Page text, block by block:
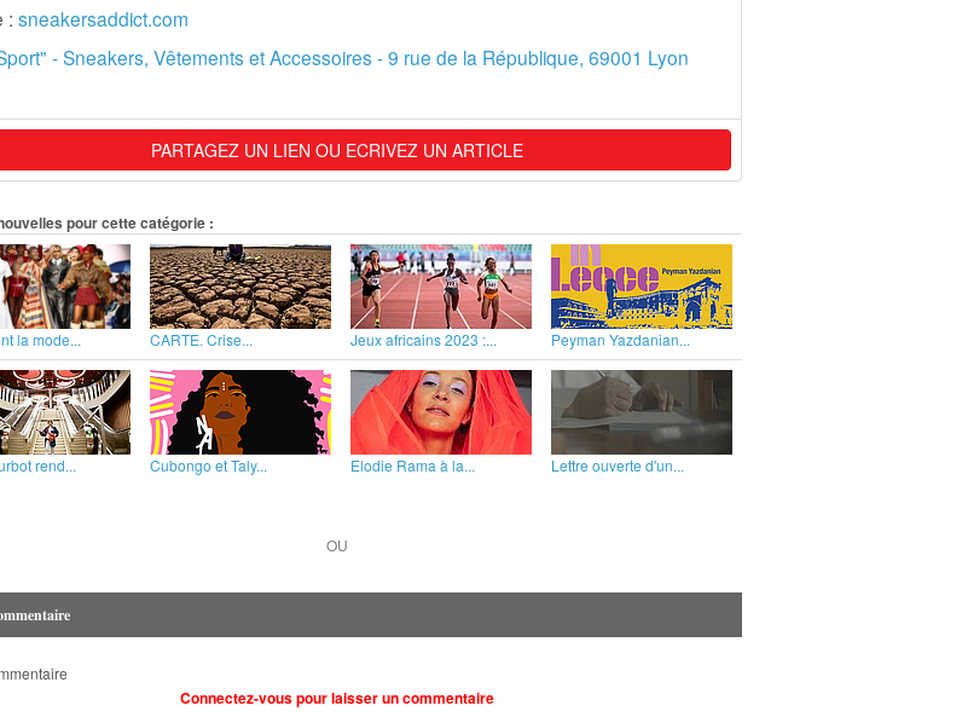
: sneakersaddict.com
- Sneakers, Vêtements et Accessoires - 9 rue de la République, 69001 Lyon
PARTAGEZ UN LIEN OU ECRIVEZ UN ARTICLE
pour cette catégorie :
la mode... CARTE. Crise... Jeux africains 2023 :... Peyman Yazdanian...
rend... Cubongo et Taly... Elodie Rama à la...
Lettre ouverte d'un...
OU
Connectez-vous pour laisser un commentaire